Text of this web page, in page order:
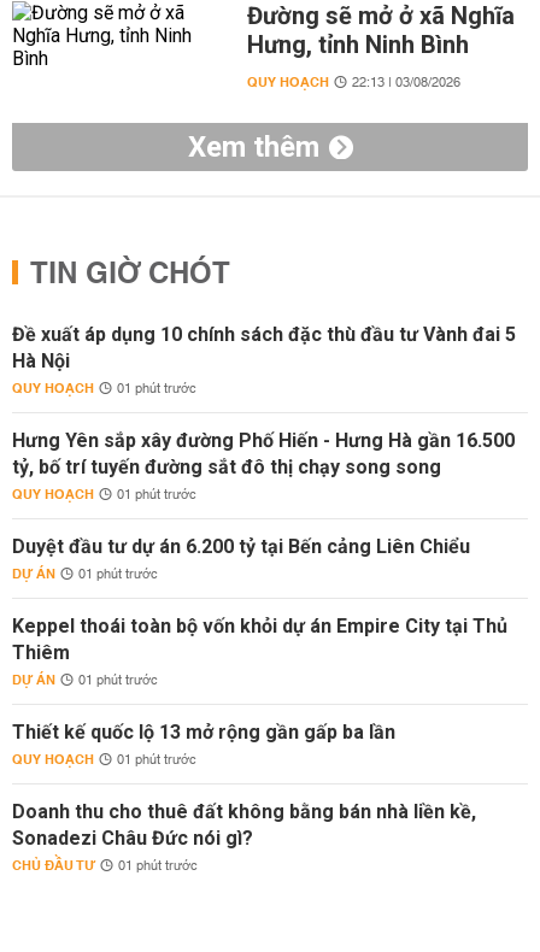
Đường sẽ mở ở xã Nghĩa
Hưng, tỉnh Ninh Bình
QUY HOẠCH 22:13 | 03/08/2026
Xem thêm
TIN GIỜ CHÓT
Đề xuất áp dụng 10 chính sách đặc thù đầu tư Vành đai 5
Hà Nội
QUY HOẠCH 01 phút trước
Hưng Yên sắp xây đường Phố Hiến - Hưng Hà gần 16.500
tỷ, bố trí tuyến đường sắt đô thị chạy song song
QUY HOẠCH 01 phút trước
Duyệt đầu tư dự án 6.200 tỷ tại Bến cảng Liên Chiểu
DỰ ÁN 01 phút trước
Keppel thoái toàn bộ vốn khỏi dự án Empire City tại Thủ
Thiêm
DỰ ÁN 01 phút trước
Thiết kế quốc lộ 13 mở rộng gần gấp ba lần
QUY HOẠCH 01 phút trước
Doanh thu cho thuê đất không bằng bán nhà liền kề,
Sonadezi Châu Đức nói gì?
CHỦ ĐẦU TƯ 01 phút trước